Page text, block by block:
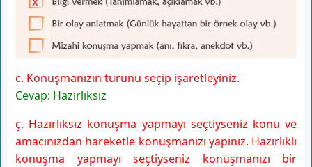
c. Konuşmanızın türünü seçip işaretleyiniz.
Cevap: Hazırlıksız
ç. Hazırlıksız konuşma yapmayı seçtiyseniz konu ve
amacınızdan hareketle konuşmanızı yapınız. Hazırlıklı
konuşma yapmayı seçtiyseniz konuşmanızı bir